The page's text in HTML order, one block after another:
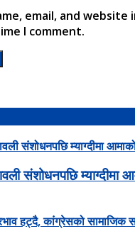
email, and
I comment.
संशोधनपछि म्याग्दीमा